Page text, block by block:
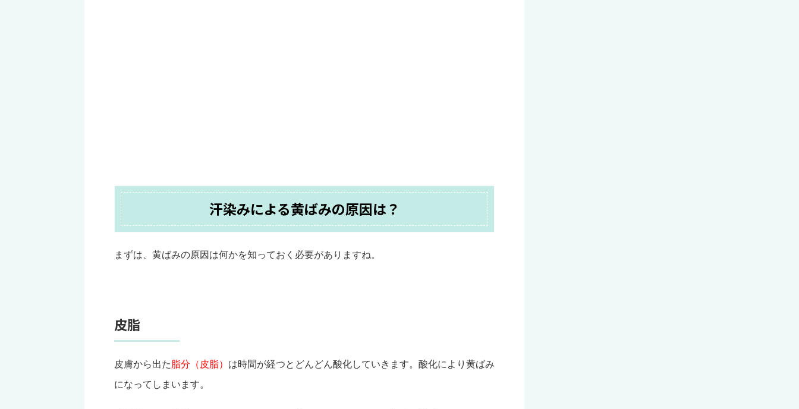
汗染みによる黄ばみの原因は？
まずは、黄ばみの原因は何かを知っておく必要がありますね。
皮脂
皮膚から出た 脂分（皮脂） は時間が経つとどんどん酸化していきます。酸化により黄ばみ
になってしまいます。